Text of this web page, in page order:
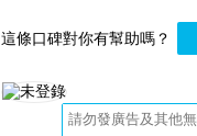
這條口碑對你有幫助嗎？